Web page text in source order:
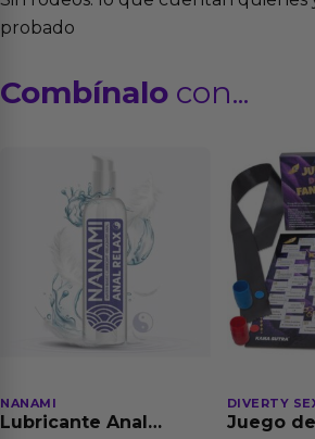
probado
Combínalo con...
NANAMI
Lubricante Anal
DIVERTY
Juego